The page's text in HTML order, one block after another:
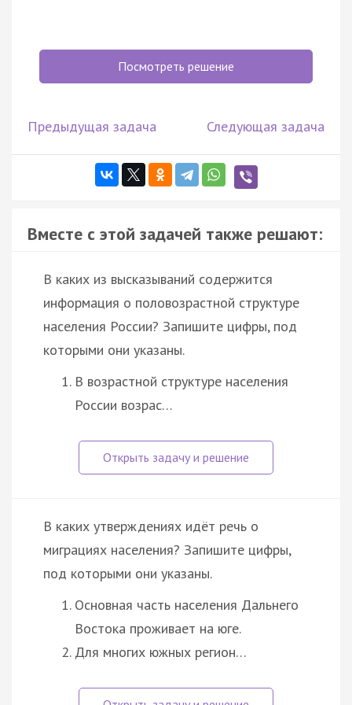
Посмотреть решение
Предыдущая задача Следующая задача
Вместе с этой задачей также решают:
В каких из высказываний содержится
информация о половозрастной структуре
населения России? Запишите цифры, под
которыми они указаны.
В возрастной структуре населения
России возрас…
В каких утверждениях идёт речь о
миграциях населения? Запишите цифры,
под которыми они указаны.
Основная часть населения Дальнего
Востока проживает на юге.
Для многих южных регион…